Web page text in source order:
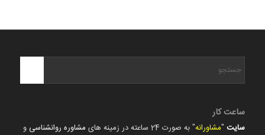
ساعت کار
سایت"مشاورانه" به صورت 24 ساعته در زمینه های مشاوره روانشناسی و